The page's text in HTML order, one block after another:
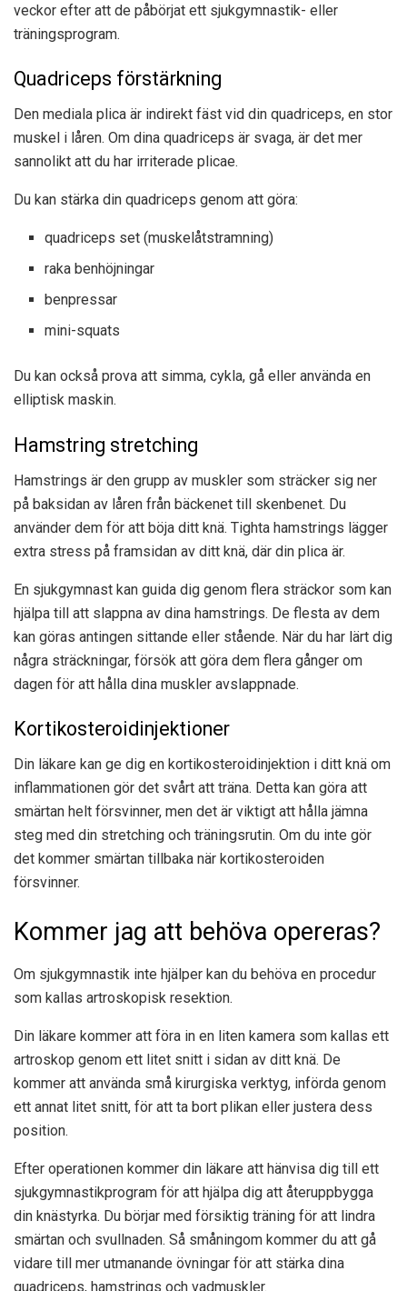
veckor efter att de påbörjat ett sjukgymnastik- eller
träningsprogram.
Quadriceps förstärkning
Den mediala plica är indirekt fäst vid din quadriceps, en stor
muskel i låren. Om dina quadriceps är svaga, är det mer
sannolikt att du har irriterade plicae.
Du kan stärka din quadriceps genom att göra:
quadriceps set (muskelåtstramning)
raka benhöjningar
benpressar
mini-squats
Du kan också prova att simma, cykla, gå eller använda en
elliptisk maskin.
Hamstring stretching
Hamstrings är den grupp av muskler som sträcker sig ner
på baksidan av låren från bäckenet till skenbenet. Du
använder dem för att böja ditt knä. Tighta hamstrings lägger
extra stress på framsidan av ditt knä, där din plica är.
En sjukgymnast kan guida dig genom flera sträckor som kan
hjälpa till att slappna av dina hamstrings. De flesta av dem
kan göras antingen sittande eller stående. När du har lärt dig
några sträckningar, försök att göra dem flera gånger om
dagen för att hålla dina muskler avslappnade.
Kortikosteroidinjektioner
Din läkare kan ge dig en kortikosteroidinjektion i ditt knä om
inflammationen gör det svårt att träna. Detta kan göra att
smärtan helt försvinner, men det är viktigt att hålla jämna
steg med din stretching och träningsrutin. Om du inte gör
det kommer smärtan tillbaka när kortikosteroiden
försvinner.
Kommer jag att behöva opereras?
Om sjukgymnastik inte hjälper kan du behöva en procedur
som kallas artroskopisk resektion.
Din läkare kommer att föra in en liten kamera som kallas ett
artroskop genom ett litet snitt i sidan av ditt knä. De
kommer att använda små kirurgiska verktyg, införda genom
ett annat litet snitt, för att ta bort plikan eller justera dess
position.
Efter operationen kommer din läkare att hänvisa dig till ett
sjukgymnastikprogram för att hjälpa dig att återuppbygga
din knästyrka. Du börjar med försiktig träning för att lindra
smärtan och svullnaden. Så småningom kommer du att gå
vidare till mer utmanande övningar för att stärka dina
quadriceps, hamstrings och vadmuskler.